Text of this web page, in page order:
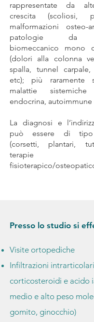
rappresentate da
crescita (scoliosi,
malformazioni
patologie da
biomeccanico mono
(dolori alla colonna
spalla, tunnel carpale,
etc); più raramente
malattie
endocrina, autoimmune
La diagnosi e
può essere di tipo
(corsetti, plantari,
terapie
fisioterapico/
Presso lo studio si
Visite ortopediche
Infiltrazioni
corticosteroidi e acido
medio e alto peso
gomito, ginocchio)